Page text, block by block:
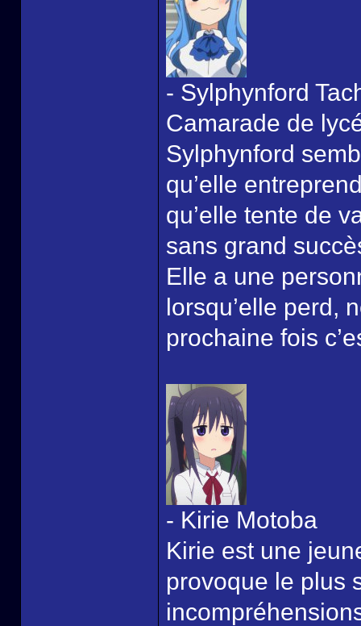
- Sylphynford
Camarade de
Sylphynford
qu’elle
qu’elle tente de
sans grand
Elle a une
lorsqu’elle perd,
prochaine fois
- Kirie Motoba
Kirie est une
provoque le plus